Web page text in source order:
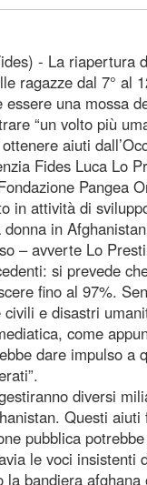
- La riapertura
ragazze dal 7° al
essere una mossa
“un volto più
aiuti
Fides Luca Lo
Pangea
in attività di
in
– avverte Lo
si prevede
fino al 97%.
civili e disastri
come
dare impulso a
diversi
Questi aiuti
pubblica
le voci insistenti
la bandiera afghana